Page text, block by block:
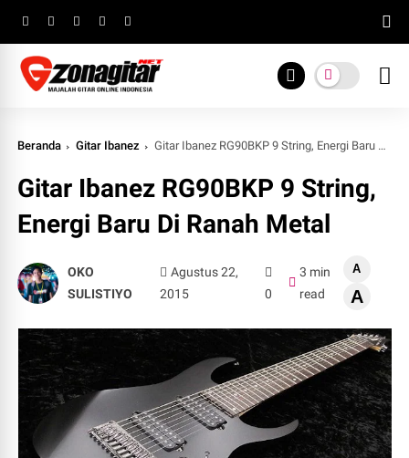
Beranda Gitar Ibanez Gitar Ibanez RG90BKP 9 String, Energi Baru Di Ranah Metal
Gitar Ibanez RG90BKP 9 String,
Energi Baru Di Ranah Metal
OKO
SULISTIYO
Agustus 22,
2015
0
3 min
read
A
A